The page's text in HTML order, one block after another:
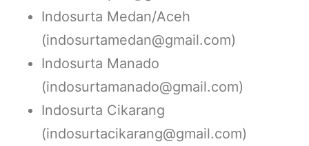
Indosurta Medan/Aceh
(indosurtamedan@gmail.com)
Indosurta Manado
(indosurtamanado@gmail.com)
Indosurta Cikarang
(indosurtacikarang@gmail.com)